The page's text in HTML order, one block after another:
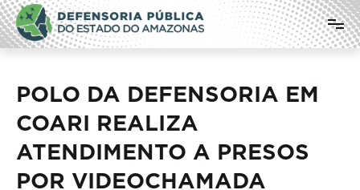
Pular
para
o
conteúdo
Defensoria Pública do Estado do
Amazonas
POLO DA DEFENSORIA EM
COARI REALIZA
ATENDIMENTO A PRESOS
POR VIDEOCHAMADA